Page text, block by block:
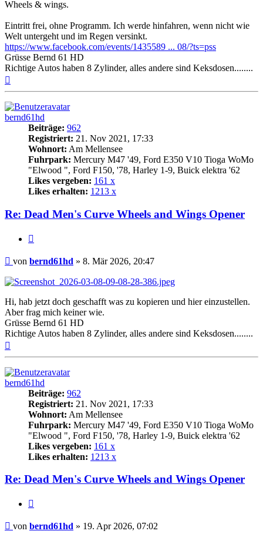
Wheels & wings.
Eintritt frei, ohne Programm. Ich werde hinfahren, wenn nicht wie
Welt untergeht und im Regen versinkt.
https://www.facebook.com/events/1435589 ... 08/?ts=pss
Grüsse Bernd 61 HD
Richtige Autos haben 8 Zylinder, alles andere sind Keksdosen........
bernd61hd
Beiträge: 962
Registriert: 21. Nov 2021, 17:33
Wohnort: Am Mellensee
Fuhrpark: Mercury M47 '49, Ford E350 V10 Tioga WoMo
"Elwood ", Ford F150, '78, Harley 1-9, Buick elektra '62
Likes vergeben: 161 x
Likes erhalten: 1213 x
Re: Dead Men's Curve Wheels and Wings Opener
Beitrag
von bernd61hd » 8. Mär 2026, 20:47
Hi, hab jetzt doch geschafft was zu kopieren und hier einzustellen.
Aber frag mich keiner wie.
Grüsse Bernd 61 HD
Richtige Autos haben 8 Zylinder, alles andere sind Keksdosen........
bernd61hd
Beiträge: 962
Registriert: 21. Nov 2021, 17:33
Wohnort: Am Mellensee
Fuhrpark: Mercury M47 '49, Ford E350 V10 Tioga WoMo
"Elwood ", Ford F150, '78, Harley 1-9, Buick elektra '62
Likes vergeben: 161 x
Likes erhalten: 1213 x
Re: Dead Men's Curve Wheels and Wings Opener
Beitrag
von bernd61hd » 19. Apr 2026, 07:02